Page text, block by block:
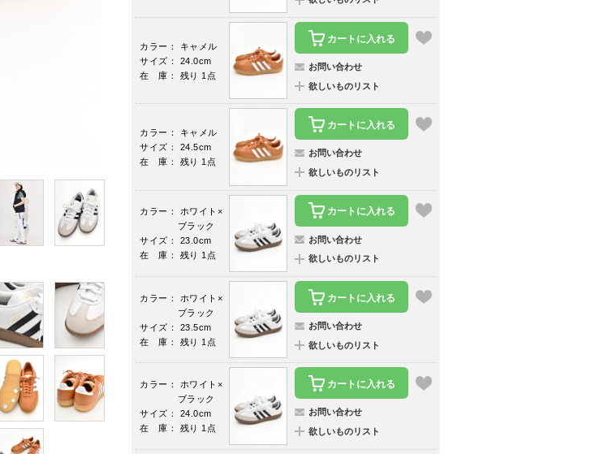
カラー： キャメル
サイズ： 24.0cm
在 庫： 残り 1点
カートに入れる
お問い合わせ
欲しいものリスト
カラー： キャメル
サイズ： 24.5cm
在 庫： 残り 1点
カートに入れる
お問い合わせ
欲しいものリスト
カラー： ホワイト×
ブラック
サイズ： 23.0cm
在 庫： 残り 1点
カートに入れる
お問い合わせ
欲しいものリスト
カラー： ホワイト×
ブラック
サイズ： 23.5cm
在 庫： 残り 1点
カートに入れる
お問い合わせ
欲しいものリスト
カラー： ホワイト×
ブラック
サイズ： 24.0cm
在 庫： 残り 1点
カートに入れる
お問い合わせ
欲しいものリスト